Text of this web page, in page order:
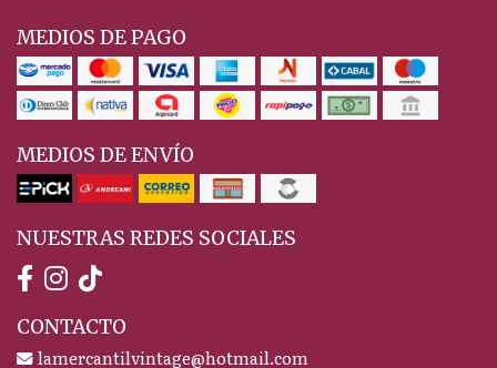
MEDIOS DE PAGO
MEDIOS DE ENVÍO
NUESTRAS REDES SOCIALES
CONTACTO
lamercantilvintage@hotmail.com